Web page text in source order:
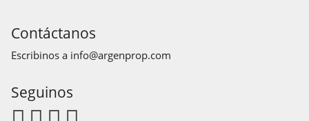
Contáctanos
Escribinos a info@argenprop.com
Seguinos